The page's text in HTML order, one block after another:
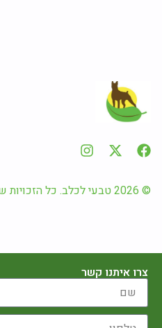
© 2026 טבעי לכלב. כל הזכויות שמורות.
צרו איתנו קשר